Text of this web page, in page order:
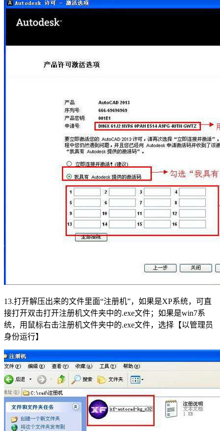
13.打开解压出来的文件里面“注册机”，如果是XP系统，可直
接打开双击打开注册机文件夹中的.exe文件；如果是win7系
统，用鼠标右击注册机文件夹中的.exe文件，选择【以管理员
身份运行】